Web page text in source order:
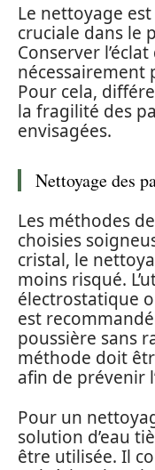
Le nettoyage
cruciale dans le
Conserver
nécessairement
Pour cela,
la fragilité des
envisagées.
Nettoyage des
Les méthodes
choisies
cristal, le
moins risqué.
électrostatique
est
poussière sans
méthode doit
afin de prévenir
Pour un
solution d’eau
être utilisée. Il